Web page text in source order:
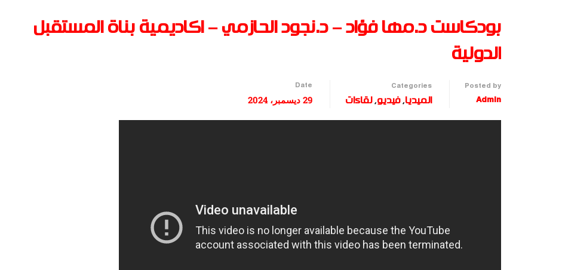
بودكاست د.مها فؤاد – د.نجود الحازمي – اكاديمية بناة المستقبل
الدولية
Posted by
Admin
Categories
الميديا,فيديو,لقاءات
Date
29 ديسمبر، 2024